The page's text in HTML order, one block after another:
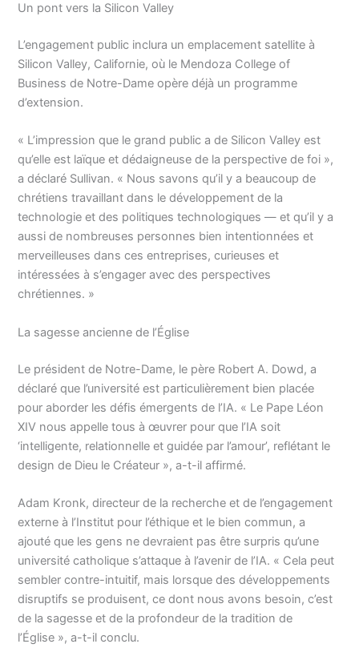
Un pont vers la Silicon Valley
L’engagement public inclura un emplacement satellite à
Silicon Valley, Californie, où le Mendoza College of
Business de Notre-Dame opère déjà un programme
d’extension.
« L’impression que le grand public a de Silicon Valley est
qu’elle est laïque et dédaigneuse de la perspective de foi »,
a déclaré Sullivan. « Nous savons qu’il y a beaucoup de
chrétiens travaillant dans le développement de la
technologie et des politiques technologiques — et qu’il y a
aussi de nombreuses personnes bien intentionnées et
merveilleuses dans ces entreprises, curieuses et
intéressées à s’engager avec des perspectives
chrétiennes. »
La sagesse ancienne de l’Église
Le président de Notre-Dame, le père Robert A. Dowd, a
déclaré que l’université est particulièrement bien placée
pour aborder les défis émergents de l’IA. « Le Pape Léon
XIV nous appelle tous à œuvrer pour que l’IA soit
‘intelligente, relationnelle et guidée par l’amour’, reflétant le
design de Dieu le Créateur », a-t-il affirmé.
Adam Kronk, directeur de la recherche et de l’engagement
externe à l’Institut pour l’éthique et le bien commun, a
ajouté que les gens ne devraient pas être surpris qu’une
université catholique s’attaque à l’avenir de l’IA. « Cela peut
sembler contre-intuitif, mais lorsque des développements
disruptifs se produisent, ce dont nous avons besoin, c’est
de la sagesse et de la profondeur de la tradition de
l’Église », a-t-il conclu.